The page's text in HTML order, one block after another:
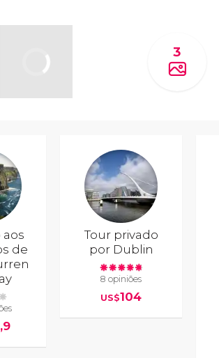
3
aos
de
Tour privado
por Dublin
8 opiniões
US$104